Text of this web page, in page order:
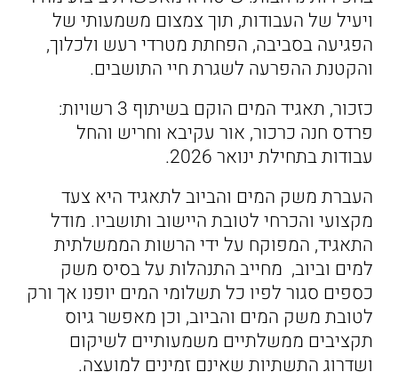
ויעיל של העבודות, תוך צמצום משמעותי של
הפגיעה בסביבה, הפחתת מטרדי רעש ולכלוך,
והקטנת ההפרעה לשגרת חיי התושבים.
כזכור, תאגיד המים הוקם בשיתוף 3 רשויות:
פרדס חנה כרכור, אור עקיבא וחריש והחל
עבודות בתחילת ינואר 2026.
העברת משק המים והביוב לתאגיד היא צעד
מקצועי והכרחי לטובת היישוב ותושביו. מודל
התאגיד, המפוקח על ידי הרשות הממשלתית
למים וביוב, מחייב התנהלות על בסיס משק
כספים סגור לפיו כל תשלומי המים יופנו אך ורק
לטובת משק המים והביוב, וכן מאפשר גיוס
תקציבים ממשלתיים משמעותיים לשיקום
ושדרוג התשתיות שאינם זמינים למועצה.